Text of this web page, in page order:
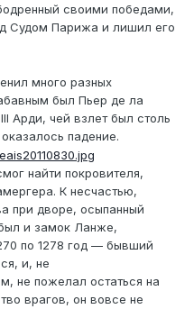
своими победами,
Судом Парижа и лишил его
много разных
был Пьер де ла
Арди, чей взлет был столь
падение.
найти покровителя,
К несчастью,
при дворе, осыпанный
и замок Ланже,
по 1278 год — бывший
и, не
не пожелал остаться на
врагов, он вовсе не